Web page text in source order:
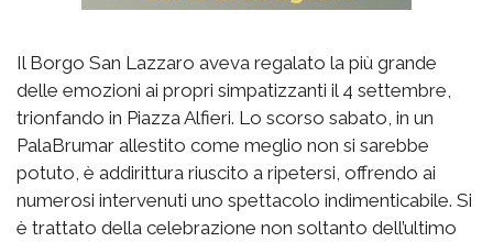
Il Borgo San Lazzaro aveva regalato la più grande
delle emozioni ai propri simpatizzanti il 4 settembre,
trionfando in Piazza Alfieri. Lo scorso sabato, in un
PalaBrumar allestito come meglio non si sarebbe
potuto, è addirittura riuscito a ripetersi, offrendo ai
numerosi intervenuti uno spettacolo indimenticabile. Si
è trattato della celebrazione non soltanto dell’ultimo